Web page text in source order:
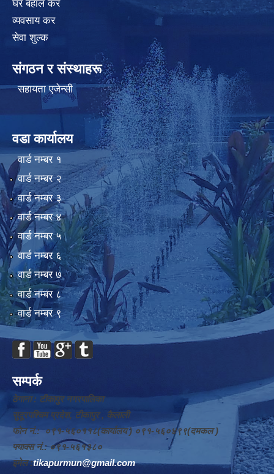
घर बहाल कर
व्यवसाय कर
सेवा शुल्क
संगठन र संस्थाहरू
सहायता एजेन्सी
वडा कार्यालय
वार्ड न‌म्बर १
वार्ड न‌म्बर २
वार्ड न‌म्बर ३
वार्ड न‌म्बर ४
वार्ड न‌म्बर ५
वार्ड न‌म्बर ६
वार्ड न‌म्बर ७
वार्ड न‌म्बर ८
वार्ड न‌म्बर ९
सम्पर्क
ठेगाना : टीकापुर नगरपालिका
सुदूरपश्चिम प्रदेश, टीकापुर , कैलाली
फोन नं.: ०९१-५६०११८(कार्यालय ) ०९१-५६०४९९(दमकल )
फ्याक्स नं.: ०९१-५६१३८०
इमेल :tikapurmun@gmail.com